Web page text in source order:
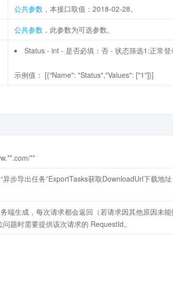
公共参数 ，本接口取值：2018-02-28。
公共参数 ，此参数为可选参数。
Status - int - 是否必填：否 - 状态筛选1:正常
示例值： [{"Name": "Status","Values": ["1"]}]
**
异步导出任务”ExportTasks获取DownloadUrl下载地址
端生成，每次请求都会返回（若请求因其他原因未
题时需要提供该次请求的 RequestId。